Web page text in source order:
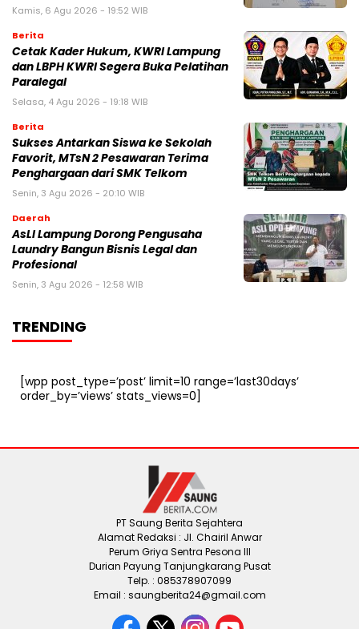
Kamis, 6 Agu 2026 - 19:52 WIB
Berita
Cetak Kader Hukum, KWRI Lampung
dan LBPH KWRI Segera Buka Pelatihan
Paralegal
Selasa, 4 Agu 2026 - 19:18 WIB
Berita
Sukses Antarkan Siswa ke Sekolah
Favorit, MTsN 2 Pesawaran Terima
Penghargaan dari SMK Telkom
Senin, 3 Agu 2026 - 20:10 WIB
Daerah
AsLI Lampung Dorong Pengusaha
Laundry Bangun Bisnis Legal dan
Profesional
Senin, 3 Agu 2026 - 12:58 WIB
TRENDING
[wpp post_type=’post’ limit=10 range=’last30days’
order_by=’views’ stats_views=0]
PT Saung Berita Sejahtera
Alamat Redaksi : Jl. Chairil Anwar
Perum Griya Sentra Pesona III
Durian Payung Tanjungkarang Pusat
Telp. : 085378907099
Email : saungberita24@gmail.com